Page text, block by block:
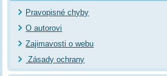
Pravopisné chyby
O autorovi
Zajimavosti o webu
Zásady ochrany